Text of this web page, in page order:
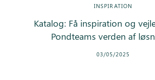
INSPIRATION
Katalog: Få inspiration og
Pondteams verden af
03/05/2025
Kundeservice